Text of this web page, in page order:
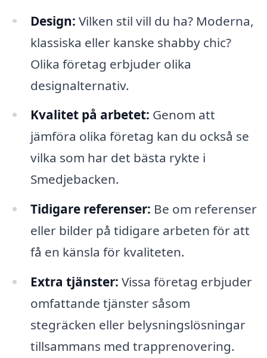
Design: Vilken stil vill du ha? Moderna,
klassiska eller kanske shabby chic?
Olika företag erbjuder olika
designalternativ.
Kvalitet på arbetet: Genom att
jämföra olika företag kan du också se
vilka som har det bästa rykte i
Smedjebacken.
Tidigare referenser: Be om referenser
eller bilder på tidigare arbeten för att
få en känsla för kvaliteten.
Extra tjänster: Vissa företag erbjuder
omfattande tjänster såsom
stegräcken eller belysningslösningar
tillsammans med trapprenovering.